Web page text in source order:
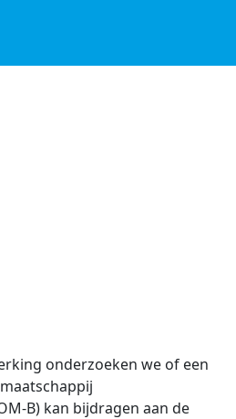
onderzoeken we of een
B) kan bijdragen aan de